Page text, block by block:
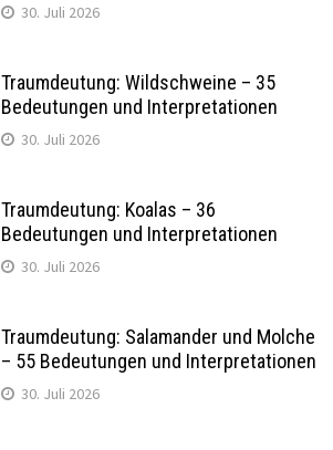
30. Juli 2026
Traumdeutung: Wildschweine – 35
Bedeutungen und Interpretationen
30. Juli 2026
Traumdeutung: Koalas – 36
Bedeutungen und Interpretationen
30. Juli 2026
Traumdeutung: Salamander und Molche
– 55 Bedeutungen und Interpretationen
30. Juli 2026